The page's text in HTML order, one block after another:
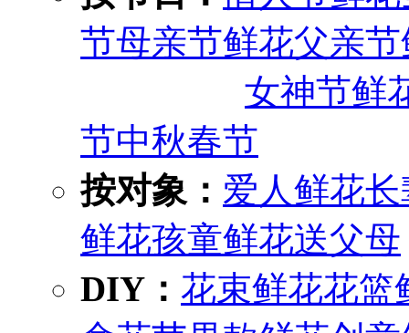
节母亲节鲜花父亲
女神节鲜
节中秋春节
按对象： 爱人鲜花长
鲜花孩童鲜花送父母
DIY： 花束鲜花花篮